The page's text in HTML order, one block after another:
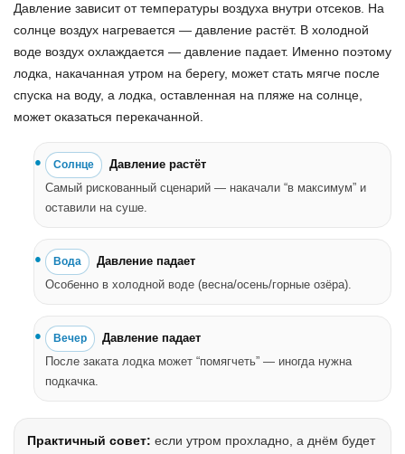
Давление зависит от температуры воздуха внутри отсеков. На
солнце воздух нагревается — давление растёт. В холодной
воде воздух охлаждается — давление падает. Именно поэтому
лодка, накачанная утром на берегу, может стать мягче после
спуска на воду, а лодка, оставленная на пляже на солнце,
может оказаться перекачанной.
Солнце
Давление растёт
Самый рискованный сценарий — накачали “в максимум” и
оставили на суше.
Вода
Давление падает
Особенно в холодной воде (весна/осень/горные озёра).
Вечер
Давление падает
После заката лодка может “помягчеть” — иногда нужна
подкачка.
Практичный совет: если утром прохладно, а днём будет